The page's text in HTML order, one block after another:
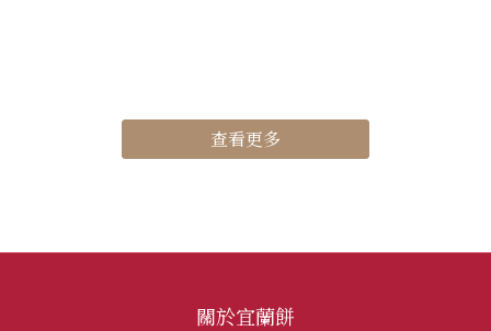
查看更多
關於宜蘭餅